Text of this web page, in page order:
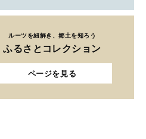
ルーツを紐解き、郷土を知ろう
ふるさとコレクション
ページを見る